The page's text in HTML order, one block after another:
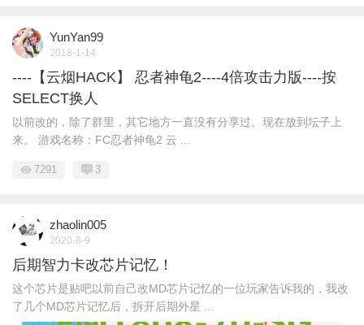
YunYan99
2018-1-14
----【云烟HACK】 忍者神龟2----4倍攻击力版----按
SELECT换人
以前改的，除了群里，其它地方一直没有分享过。现在放到坛子上
来。 游戏名称：FC忍者神龟2 云 ...
7291 3
zhaolin005
2020-8-9
后期智力卡改芯片记忆！
这个芯片是贴吧以前自己改MD芯片记忆的一位玩家告诉我的，我改
了几个MD芯片记忆后，拆开后期外星 ...